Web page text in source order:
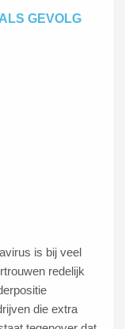
GEVOLG
is bij veel
redelijk
die extra